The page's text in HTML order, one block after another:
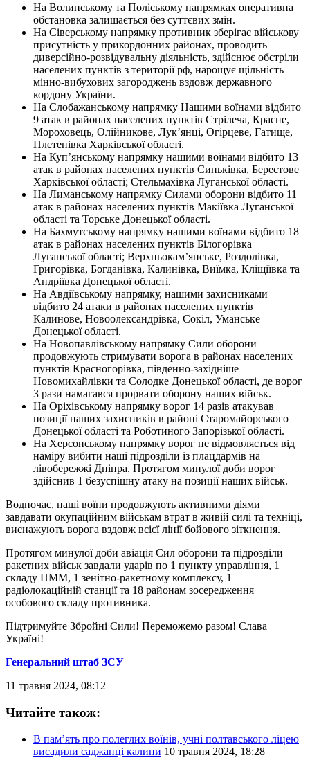
На Волинському та Поліському напрямках оперативна
обстановка залишається без суттєвих змін.
На Сіверському напрямку противник зберігає військову
присутність у прикордонних районах, проводить
диверсійно-розвідувальну діяльність, здійснює обстріли
населених пунктів з території рф, нарощує щільність
мінно-вибухових загороджень вздовж державного
кордону України.
На Слобажанському напрямку Нашими воїнами відбито
9 атак в районах населених пунктів Стрілеча, Красне,
Мороховець, Олійникове, Лук’янці, Огірцеве, Гатище,
Плетенівка Харківської області.
На Куп’янському напрямку нашими воїнами відбито 13
атак в районах населених пунктів Синьківка, Берестове
Харківської області; Стельмахівка Луганської області.
На Лиманському напрямку Силами оборони відбито 11
атак в районах населених пунктів Макіївка Луганської
області та Торське Донецької області.
На Бахмутському напрямку нашими воїнами відбито 18
атак в районах населених пунктів Білогорівка
Луганської області; Верхньокам’янське, Роздолівка,
Григорівка, Богданівка, Калинівка, Виїмка, Кліщіївка та
Андріївка Донецької області.
На Авдіївському напрямку, нашими захисниками
відбито 24 атаки в районах населених пунктів
Калинове, Новоолександрівка, Сокіл, Уманське
Донецької області.
На Новопавлівському напрямку Сили оборони
продовжують стримувати ворога в районах населених
пунктів Красногорівка, південно-західніше
Новомихайлівки та Солодке Донецької області, де ворог
3 рази намагався прорвати оборону наших військ.
На Оріхівському напрямку ворог 14 разів атакував
позиції наших захисників в районі Старомайорського
Донецької області та Роботиного Запорізької області.
На Херсонському напрямку ворог не відмовляється від
наміру вибити наші підрозділи із плацдармів на
лівобережжі Дніпра. Протягом минулої доби ворог
здійснив 1 безуспішну атаку на позиції наших військ.
Водночас, наші воїни продовжують активними діями
завдавати окупаційним військам втрат в живій силі та техніці,
виснажують ворога вздовж всієї лінії бойового зіткнення.
Протягом минулої доби авіація Сил оборони та підрозділи
ракетних військ завдали ударів по 1 пункту управління, 1
складу ПММ, 1 зенітно-ракетному комплексу, 1
радіолокаційній станції та 18 районам зосередження
особового складу противника.
Підтримуйте Збройні Сили! Переможемо разом! Слава
Україні!
Генеральний штаб ЗСУ
11 травня 2024, 08:12
Читайте також:
В пам’ять про полеглих воїнів, учні полтавського ліцею
висадили саджанці калини 10 травня 2024, 18:28